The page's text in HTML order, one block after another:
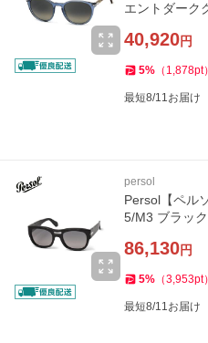
エントダーク
40,920円
5% （ 1,878pt）
最短8/11お届け
persol
Persol【ペル
5/M3 ブラッ
86,130円
5% （3,953pt）
最短8/11お届け